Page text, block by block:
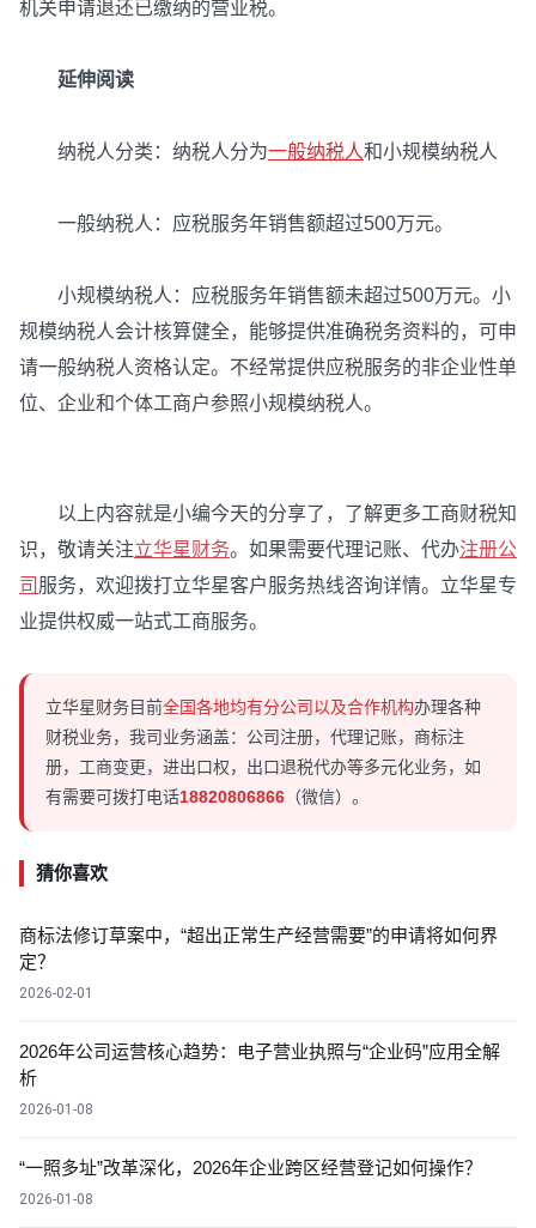
机关申请退还已缴纳的营业税。
延伸阅读
纳税人分类：纳税人分为一般纳税人和小规模纳税人
一般纳税人：应税服务年销售额超过500万元。
小规模纳税人：应税服务年销售额未超过500万元。小
规模纳税人会计核算健全，能够提供准确税务资料的，可申
请一般纳税人资格认定。不经常提供应税服务的非企业性单
位、企业和个体工商户参照小规模纳税人。
以上内容就是小编今天的分享了，了解更多工商财税知
识，敬请关注立华星财务。如果需要代理记账、代办注册公
司 服务，欢迎拨打立华星客户服务热线咨询详情。立华星专
业提供权威一站式工商服务。
立华星财务目前全国各地均有分公司以及合作机构办理各种
财税业务，我司业务涵盖：公司注册，代理记账，商标注
册，工商变更，进出口权，出口退税代办等多元化业务，如
有需要可拨打电话18820806866 （微信）。
猜你喜欢
商标法修订草案中，“超出正常生产经营需要”的申请将如何界
定？
2026-02-01
2026年公司运营核心趋势：电子营业执照与“企业码”应用全解
析
2026-01-08
“一照多址”改革深化，2026年企业跨区经营登记如何操作？
2026-01-08